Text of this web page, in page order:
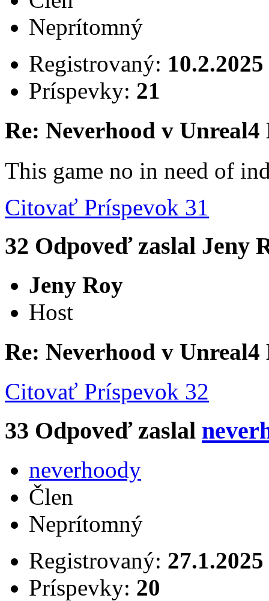
Neprítomný
Registrovaný: 10.2.2025
Príspevky: 21
Re: Neverhood v Unreal4
This game no in need of
Citovať Príspevok 31
32 Odpoveď zaslal Jeny
Jeny Roy
Host
Re: Neverhood v Unreal4
Citovať Príspevok 32
33 Odpoveď zaslal
neverhoody
Člen
Neprítomný
Registrovaný: 27.1.2025
Príspevky: 20